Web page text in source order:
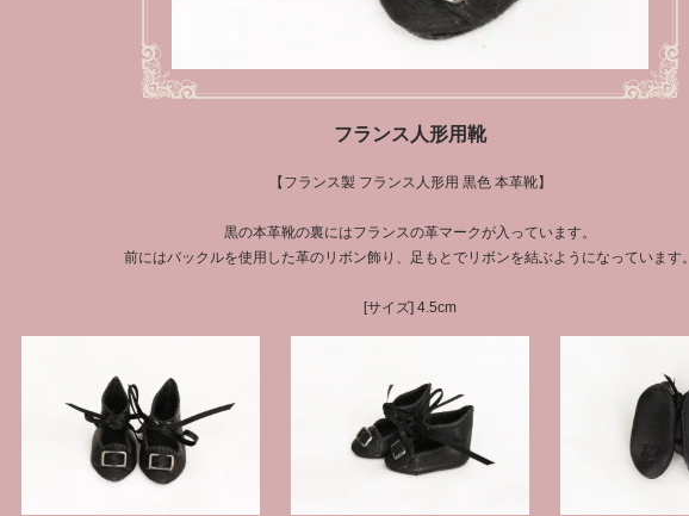
フランス人形用靴
【フランス製 フランス人形用 黒色 本革靴】
黒の本革靴の裏にはフランスの革マークが入っています。
前にはバックルを使用した革のリボン飾り、足もとでリボンを結ぶようになっています。
[サイズ] 4.5cm